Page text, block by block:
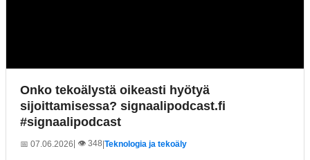
Onko tekoälystä oikeasti hyötyä
sijoittamisessa? signaalipodcast.fi
#signaalipodcast
📅 07.06.2026| 👁️ 348 Teknologia ja tekoäly